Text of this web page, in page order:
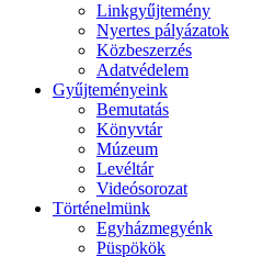
Linkgyűjtemény
Nyertes pályázatok
Közbeszerzés
Adatvédelem
Gyűjteményeink
Bemutatás
Könyvtár
Múzeum
Levéltár
Videósorozat
Történelmünk
Egyházmegyénk
Püspökök